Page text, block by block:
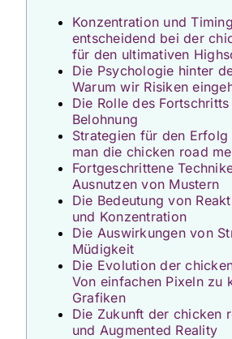
Konzentration und
entscheidend bei der
für den ultimativen
Die Psychologie hinter
Warum wir Risiken
Die Rolle des
Belohnung
Strategien für den Erfolg
man die chicken road
Fortgeschrittene
Ausnutzen von Mustern
Die Bedeutung von
und Konzentration
Die Auswirkungen von
Müdigkeit
Die Evolution der
Von einfachen Pixeln zu
Grafiken
Die Zukunft der chicken
und Augmented Reality